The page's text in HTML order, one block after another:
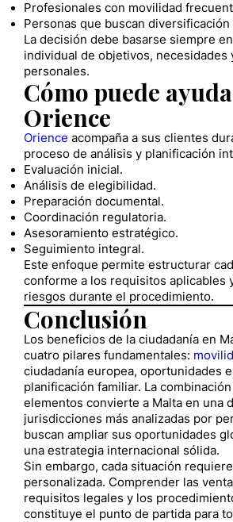
Profesionales con movilidad
Personas que buscan
La decisión debe basarse siempre
individual de objetivos, necesidades
personales.
Cómo puede
Orience
Orience acompaña a sus clientes
proceso de análisis y planificación
Evaluación inicial.
Análisis de elegibilidad.
Preparación documental.
Coordinación regulatoria.
Asesoramiento estratégico.
Seguimiento integral.
Este enfoque permite estructurar
conforme a los requisitos aplicables
riesgos durante el procedimiento.
Conclusión
Los beneficios de la ciudadanía en
cuatro pilares fundamentales:
ciudadanía europea, oportunidades
planificación familiar. La
elementos convierte a Malta en una
jurisdicciones más analizadas por
buscan ampliar sus oportunidades
una estrategia internacional sólida.
Sin embargo, cada situación
personalizada. Comprender las
requisitos legales y los
constituye el punto de partida para